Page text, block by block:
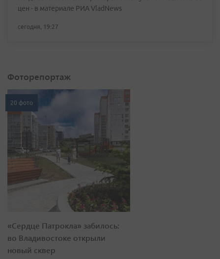
цен - в материале РИА VladNews
сегодня, 19:27
Фоторепортаж
20 фото
«Сердце Патрокла» забилось:
во Владивостоке открыли
новый сквер